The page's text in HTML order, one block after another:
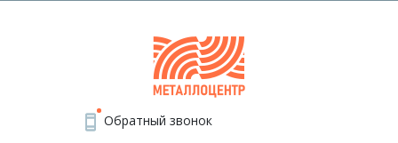
Обратный звонок